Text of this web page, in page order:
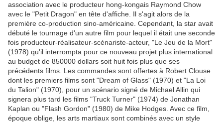
association avec le producteur hong-kongais Raymond Chow
avec le "Petit Dragon" en tête d'affiche. Il s'agit alors de la
première co-production sino-américaine. Cependant, la star avait
débuté le tournage d'un autre film pour lequel il était une seconde
fois producteur-réalisateur-scénariste-acteur, "Le Jeu de la Mort"
(1978) qu'il interrompta pour ce nouveau projet plus international
au budget de 850000 dollars soit huit fois plus que ses
précédents films. Les commandes sont offertes à Robert Clouse
dont les premiers films sont "Dream of Glass" (1970) et "La Loi
du Talion" (1970), pour un scénario signé de Michael Allin qui
signera plus tard les films "Truck Turner" (1974) de Jonathan
Kaplan ou "Flash Gordon" (1980) de Mike Hodges. Avec ce film,
époque oblige, les arts martiaux sont combinés avec un style